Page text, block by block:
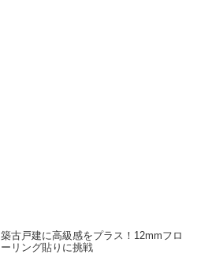
築古戸建に高級感をプラス！12mmフロ
ーリング貼りに挑戦